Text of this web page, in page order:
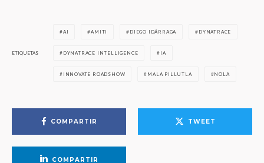
ETIQUETAS
AI AMITI DIEGO IDÁRRAGA DYNATRACE
DYNATRACE INTELLIGENCE IA
INNOVATE ROADSHOW MALA PILLUTLA NOLA
COMPARTIR TWEET
COMPARTIR